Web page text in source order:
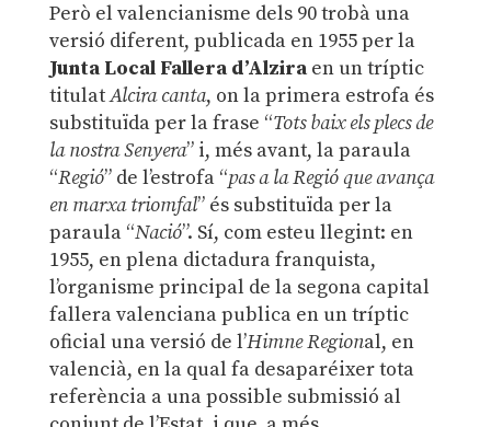
Però el valencianisme dels 90 trobà una
versió diferent, publicada en 1955 per la
Junta Local Fallera d’Alziraen un tríptic
titulatAlcira canta, on la primera estrofa és
substituïda per la frase “Tots baix els plecs de
la nostra Senyera” i, més avant, la paraula
“Regió” de l’estrofa “pas a la Regió que avança
en marxa triomfal” és substituïda per la
paraula “Nació”. Sí, com esteu llegint: en
1955, en plena dictadura franquista,
l’organisme principal de la segona capital
fallera valenciana publica en un tríptic
oficial una versió de l’Himne Regional, en
valencià, en la qual fa desaparéixer tota
referència a una possible submissió al